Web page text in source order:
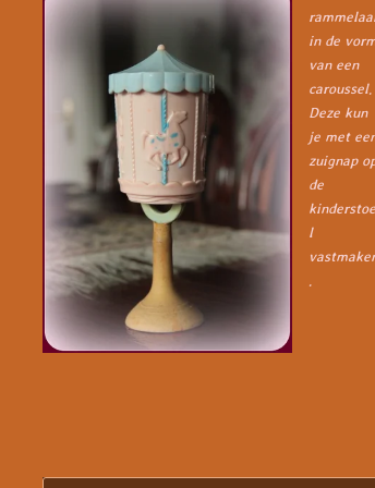
in de
van een
caroussel.
Deze kun
je met
zuignap
de
kinderstoe
l
.